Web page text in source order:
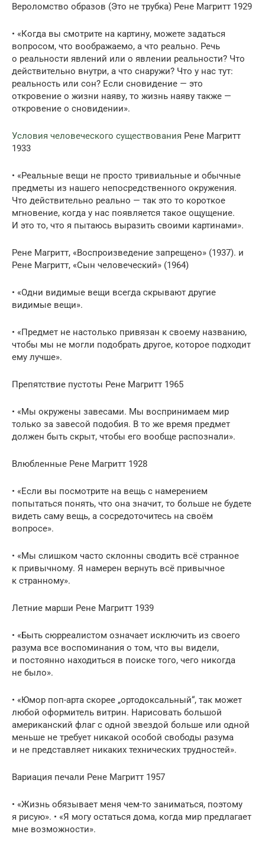
Вероломство образов (Это не трубка) Рене Магритт 1929
• «Когда вы смотрите на картину, можете задаться
вопросом, что воображаемо, а что реально. Речь
о реальности явлений или о явлении реальности? Что
действительно внутри, а что снаружи? Что у нас тут:
реальность или сон? Если сновидение — это
откровение о жизни наяву, то жизнь наяву также —
откровение о сновидении».
Условия человеческого существования Рене Магритт
1933
• «Реальные вещи не просто тривиальные и обычные
предметы из нашего непосредственного окружения.
Что действительно реально — так это то короткое
мгновение, когда у нас появляется такое ощущение.
И это то, что я пытаюсь выразить своими картинами».
Рене Магритт, «Воспроизведение запрещено» (1937). и
Рене Магритт, «Сын человеческий» (1964)
• «Одни видимые вещи всегда скрывают другие
видимые вещи».
• «Предмет не настолько привязан к своему названию,
чтобы мы не могли подобрать другое, которое подходит
ему лучше».
Препятствие пустоты Рене Магритт 1965
• «Мы окружены завесами. Мы воспринимаем мир
только за завесой подобия. В то же время предмет
должен быть скрыт, чтобы его вообще распознали».
Влюбленные Рене Магритт 1928
• «Если вы посмотрите на вещь с намерением
попытаться понять, что она значит, то больше не будете
видеть саму вещь, а сосредоточитесь на своём
вопросе».
• «Мы слишком часто склонны сводить всё странное
к привычному. Я намерен вернуть всё привычное
к странному».
Летние марши Рене Магритт 1939
• «Быть сюрреалистом означает исключить из своего
разума все воспоминания о том, что вы видели,
и постоянно находиться в поиске того, чего никогда
не было».
• «Юмор поп-арта скорее „ортодоксальный“, так может
любой оформитель витрин. Нарисовать большой
американский флаг с одной звездой больше или одной
меньше не требует никакой особой свободы разума
и не представляет никаких технических трудностей».
Вариация печали Рене Магритт 1957
• «Жизнь обязывает меня чем-то заниматься, поэтому
я рисую». • «Я могу остаться дома, когда мир предлагает
мне возможности».